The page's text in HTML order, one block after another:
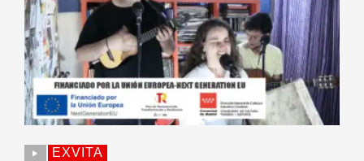
EXVITA